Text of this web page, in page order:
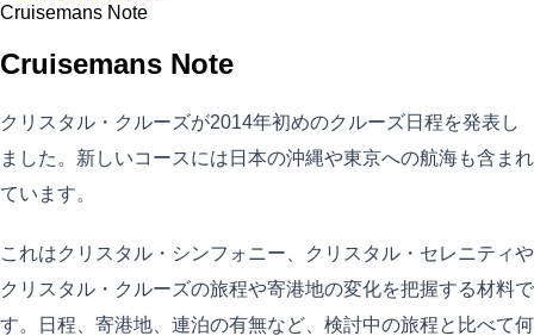
Cruisemans Note
Cruisemans Note
クリスタル・クルーズが2014年初めのクルーズ日程を発表し
ました。新しいコースには日本の沖縄や東京への航海も含まれ
ています。
これはクリスタル・シンフォニー、クリスタル・セレニティや
クリスタル・クルーズの旅程や寄港地の変化を把握する材料で
す。日程、寄港地、連泊の有無など、検討中の旅程と比べて何